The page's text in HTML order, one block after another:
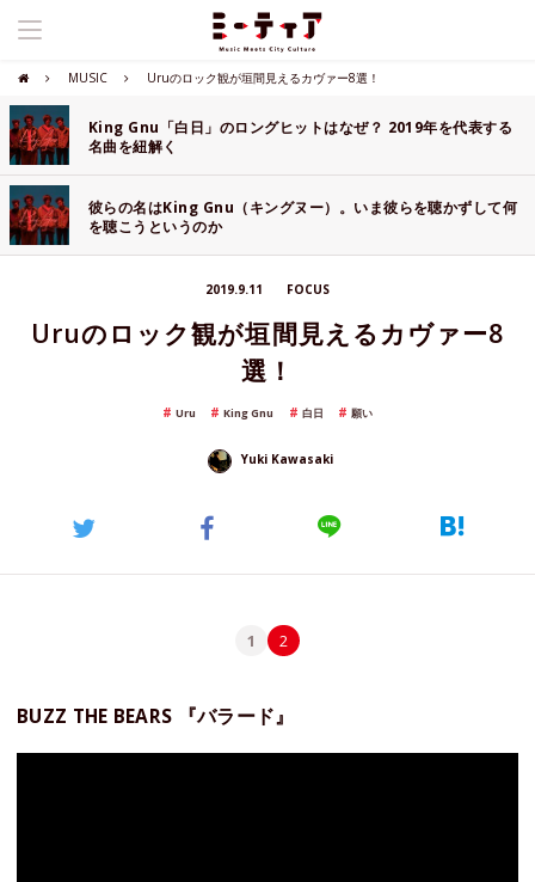
MUSIC Uruのロック観が垣間見えるカヴァー8選！
King Gnu「白日」のロングヒットはなぜ？ 2019年を代表する
名曲を紐解く
彼らの名はKing Gnu（キングヌー）。いま彼らを聴かずして何
を聴こうというのか
2019.9.11 FOCUS
Uruのロック観が垣間見えるカヴァー8
選！
Uru King Gnu 白日 願い
Yuki Kawasaki
1 2
BUZZ THE BEARS 『バラード』